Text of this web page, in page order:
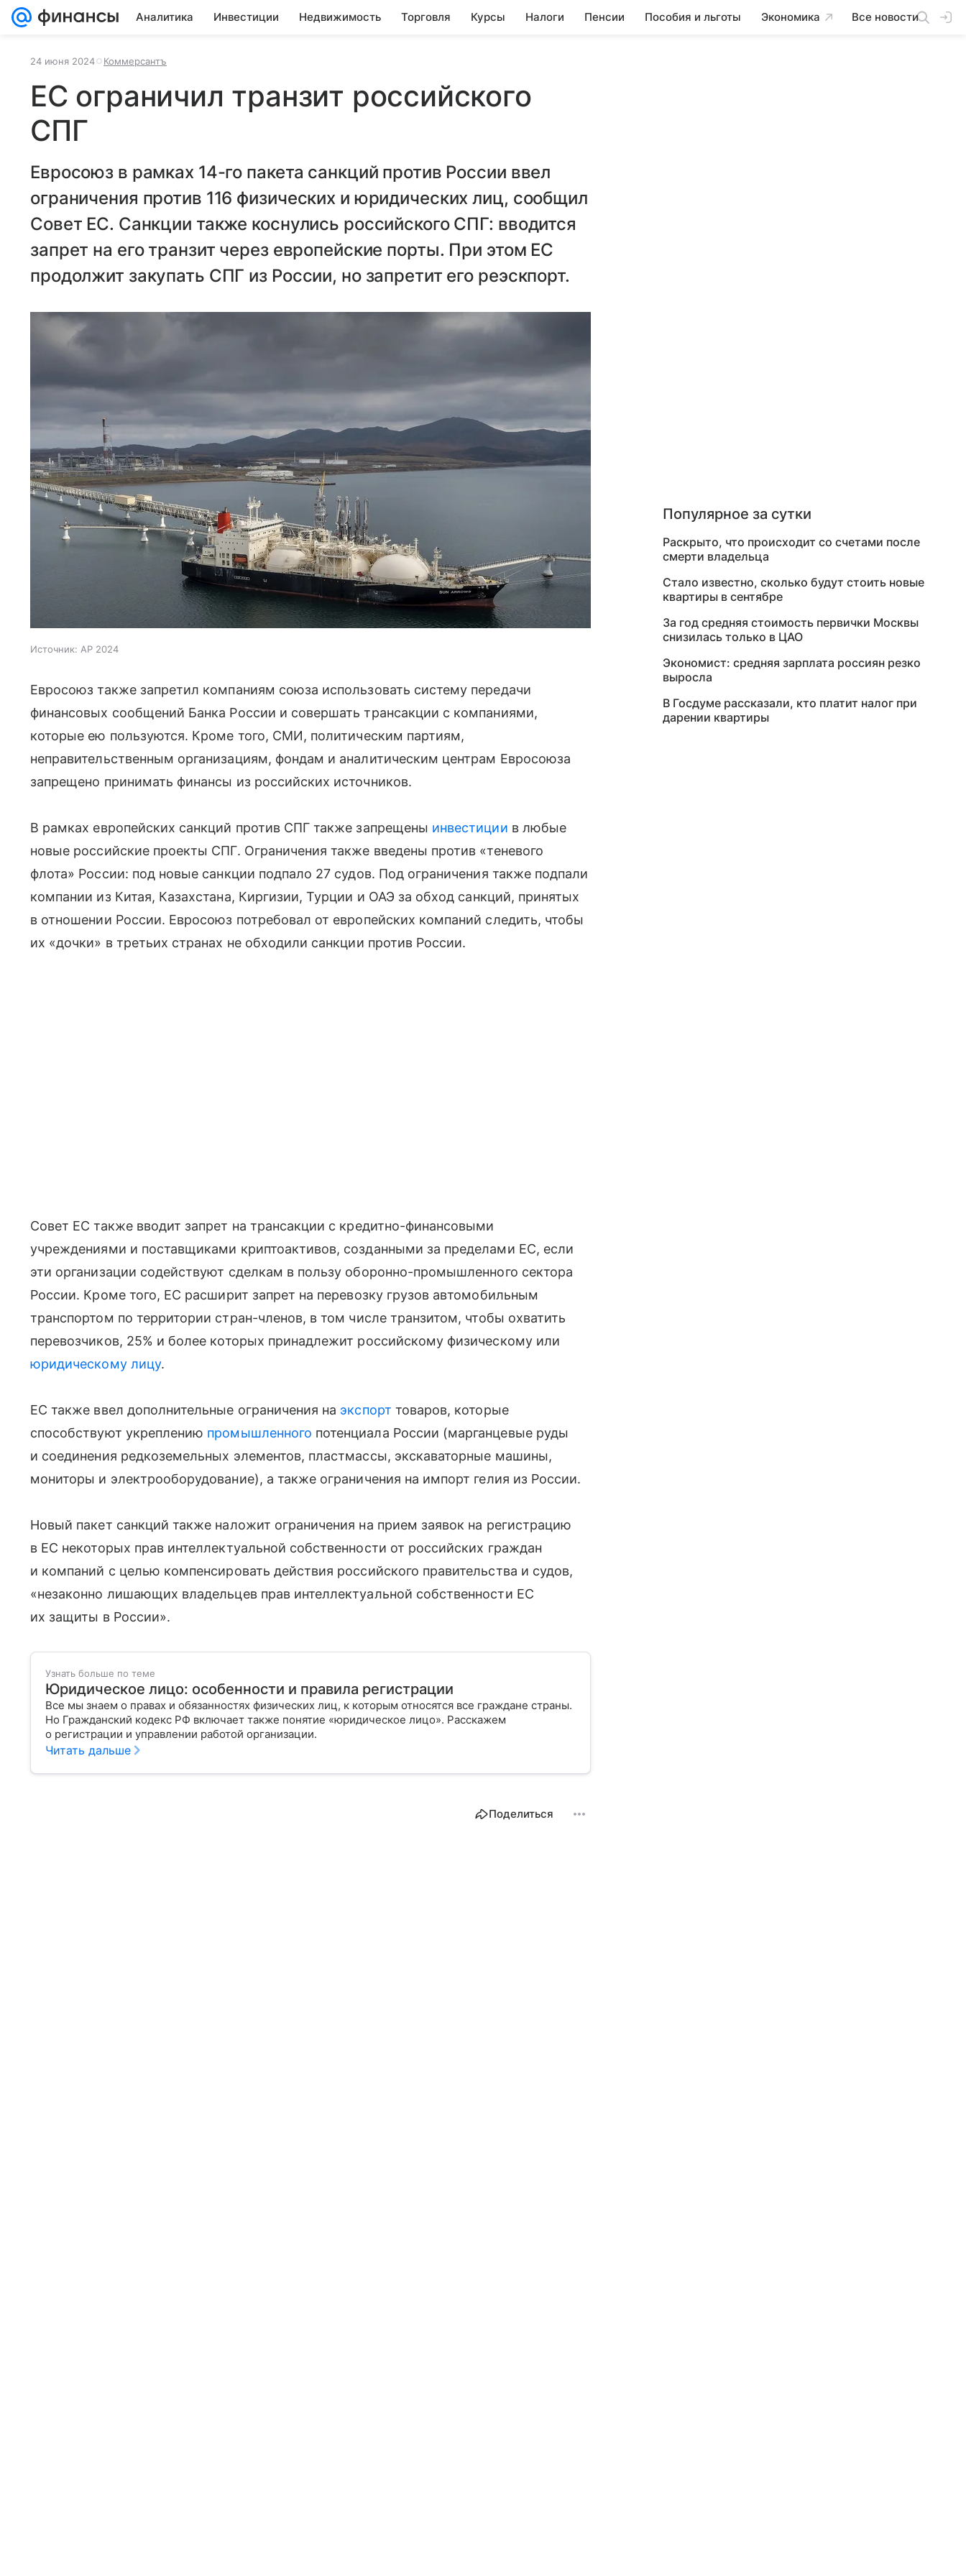
Аналитика Инвестиции Недвижимость Торговля Курсы Налоги Пенсии Пособия и льготы Экономика Все новости
24 июня 2024 Коммерсантъ
ЕС ограничил транзит российского
СПГ
Евросоюз в рамках 14-го пакета санкций против России ввел
ограничения против 116 физических и юридических лиц, сообщил
Совет ЕС. Санкции также коснулись российского СПГ: вводится
запрет на его транзит через европейские порты. При этом ЕС
продолжит закупать СПГ из России, но запретит его реэскпорт.
Источник: AP 2024
Евросоюз также запретил компаниям союза использовать систему передачи
финансовых сообщений Банка России и совершать трансакции с компаниями,
которые ею пользуются. Кроме того, СМИ, политическим партиям,
неправительственным организациям, фондам и аналитическим центрам Евросоюза
запрещено принимать финансы из российских источников.
В рамках европейских санкций против СПГ также запрещены инвестиции в любые
новые российские проекты СПГ. Ограничения также введены против «теневого
флота» России: под новые санкции подпало 27 судов. Под ограничения также подпали
компании из Китая, Казахстана, Киргизии, Турции и ОАЭ за обход санкций, принятых
в отношении России. Евросоюз потребовал от европейских компаний следить, чтобы
их «дочки» в третьих странах не обходили санкции против России.
Совет ЕС также вводит запрет на трансакции с кредитно-финансовыми
учреждениями и поставщиками криптоактивов, созданными за пределами ЕС, если
эти организации содействуют сделкам в пользу оборонно-промышленного сектора
России. Кроме того, ЕС расширит запрет на перевозку грузов автомобильным
транспортом по территории стран-членов, в том числе транзитом, чтобы охватить
перевозчиков, 25% и более которых принадлежит российскому физическому или
юридическому лицу.
ЕС также ввел дополнительные ограничения на экспорт товаров, которые
способствуют укреплению промышленного потенциала России (марганцевые руды
и соединения редкоземельных элементов, пластмассы, экскаваторные машины,
мониторы и электрооборудование), а также ограничения на импорт гелия из России.
Новый пакет санкций также наложит ограничения на прием заявок на регистрацию
в ЕС некоторых прав интеллектуальной собственности от российских граждан
и компаний с целью компенсировать действия российского правительства и судов,
«незаконно лишающих владельцев прав интеллектуальной собственности ЕС
их защиты в России».
Узнать больше по теме
Юридическое лицо: особенности и правила регистрации
Все мы знаем о правах и обязанностях физических лиц, к которым относятся все граждане страны.
Но Гражданский кодекс РФ включает также понятие «юридическое лицо». Расскажем
о регистрации и управлении работой организации.
Читать дальше
Поделиться
Популярное за сутки
Раскрыто, что происходит со счетами после
смерти владельца
Стало известно, сколько будут стоить новые
квартиры в сентябре
За год средняя стоимость первички Москвы
снизилась только в ЦАО
Экономист: средняя зарплата россиян резко
выросла
В Госдуме рассказали, кто платит налог при
дарении квартиры